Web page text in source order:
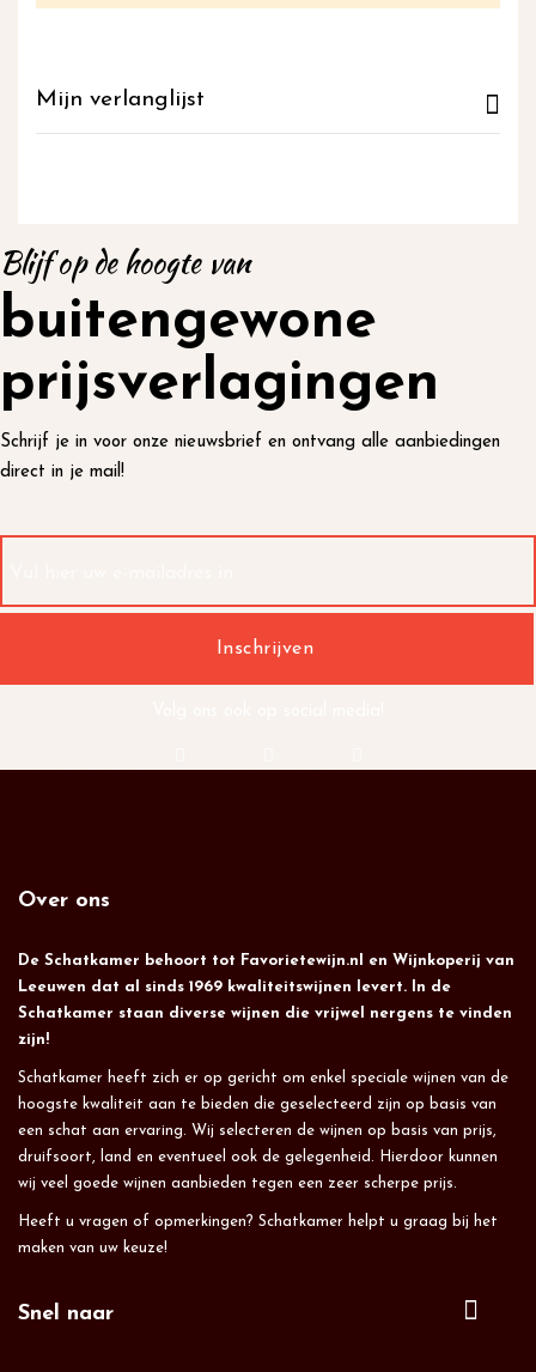
Mijn verlanglijst
Blijf op de hoogte van
buitengewone
prijsverlagingen
Schrijf je in voor onze nieuwsbrief en ontvang alle aanbiedingen
direct in je mail!
Over ons
De Schatkamer behoort tot Favorietewijn.nl en Wijnkoperij van
Leeuwen dat al sinds 1969 kwaliteitswijnen levert. In de
Schatkamer staan diverse wijnen die vrijwel nergens te vinden
zijn!
Schatkamer heeft zich er op gericht om enkel speciale wijnen van de
hoogste kwaliteit aan te bieden die geselecteerd zijn op basis van
een schat aan ervaring. Wij selecteren de wijnen op basis van prijs,
druifsoort, land en eventueel ook de gelegenheid. Hierdoor kunnen
wij veel goede wijnen aanbieden tegen een zeer scherpe prijs.
Heeft u vragen of opmerkingen? Schatkamer helpt u graag bij het
maken van uw keuze!
Snel naar